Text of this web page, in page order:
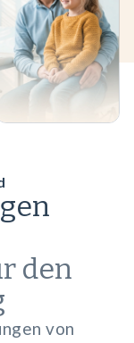
den
von